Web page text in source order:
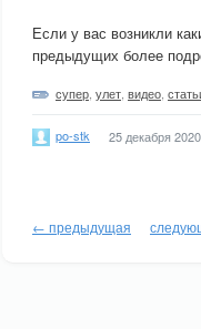
Если у вас возникли
предыдущих более
супер улет видео
po-stk 25 декабря
← предыдущая